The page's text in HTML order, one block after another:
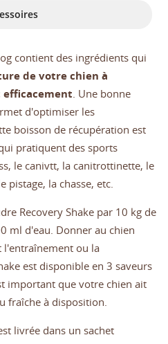
contient des ingrédients qui
de votre chien à
. Une bonne
d'optimiser les
boisson de récupération est
pratiquent des sports
le canivtt, la canitrottinette, le
la chasse, etc.
Recovery Shake par 10 kg de
ml d'eau. Donner au chien
l'entraînement ou la
est disponible en 3 saveurs
important que votre chien ait
fraîche à disposition.
livrée dans un sachet